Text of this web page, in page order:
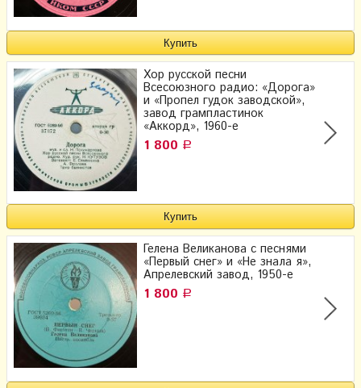
Хор русской песни
Всесоюзного радио: «Дорога»
и «Пропел гудок заводской»,
завод грампластинок
«Аккорд», 1960-е
1 800 Р
Гелена Великанова с песнями
«Первый снег» и «Не знала я»,
Апрелевский завод, 1950-е
1 800 Р